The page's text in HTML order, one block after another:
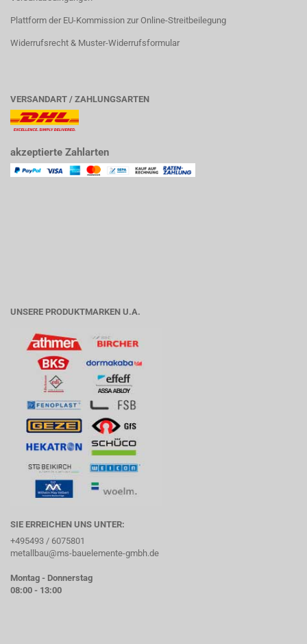
Plattform der EU-Kommission zur Online-Streitbeilegung
Widerrufsrecht & Muster-Widerrufsformular
VERSANDART / ZAHLUNGSARTEN
akzeptierte Zahlarten
UNSERE PRODUKTMARKEN U.A.
SIE ERREICHEN UNS UNTER:
+495493 / 6075801
metallbau@ms-bauelemente-gmbh.de
Montag - Donnerstag
08:00 - 13:00